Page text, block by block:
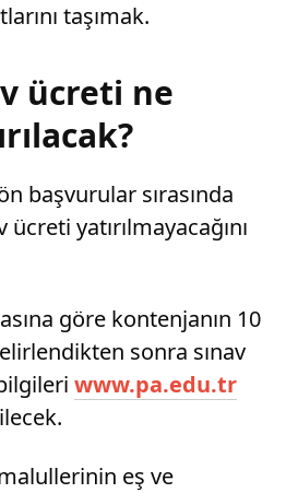
taşımak.
ücreti ne
başvurular sırasında
yatırılmayacağını
göre kontenjanın 10
sonra sınav
www.pa.edu.tr
eş ve